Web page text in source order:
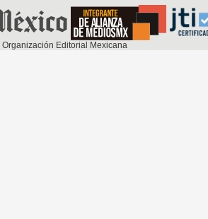
Organización Editorial Mexicana